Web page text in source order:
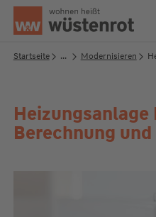
Seitenanfang
Startseite ... Modernisieren
Heizungsanlage
Berechnung
Unsere Chatzeiten:
Mo bis Do: 9:00 Uhr - 19:00
Fr: 9:00 Uhr - 18:00 Uhr